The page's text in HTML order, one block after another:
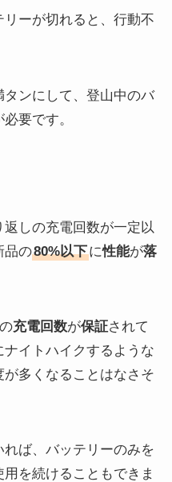
ーが切れると、行動不
ンにして、登山中のバ
要です。
しの充電回数が一定以
品の80%以下に性能が落
の充電回数が保証されて
イトハイクするような
多くなることはなさそ
ば、バッテリーのみを
を続けることもできま